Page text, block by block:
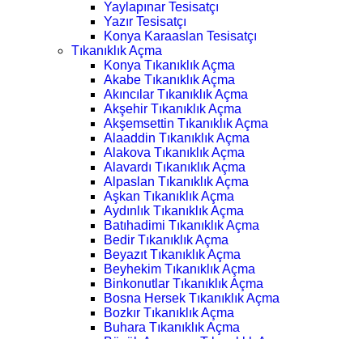
Yaylapınar Tesisatçı
Yazır Tesisatçı
Konya Karaaslan Tesisatçı
Tıkanıklık Açma
Konya Tıkanıklık Açma
Akabe Tıkanıklık Açma
Akıncılar Tıkanıklık Açma
Akşehir Tıkanıklık Açma
Akşemsettin Tıkanıklık Açma
Alaaddin Tıkanıklık Açma
Alakova Tıkanıklık Açma
Alavardı Tıkanıklık Açma
Alpaslan Tıkanıklık Açma
Aşkan Tıkanıklık Açma
Aydınlık Tıkanıklık Açma
Batıhadimi Tıkanıklık Açma
Bedir Tıkanıklık Açma
Beyazıt Tıkanıklık Açma
Beyhekim Tıkanıklık Açma
Binkonutlar Tıkanıklık Açma
Bosna Hersek Tıkanıklık Açma
Bozkır Tıkanıklık Açma
Buhara Tıkanıklık Açma